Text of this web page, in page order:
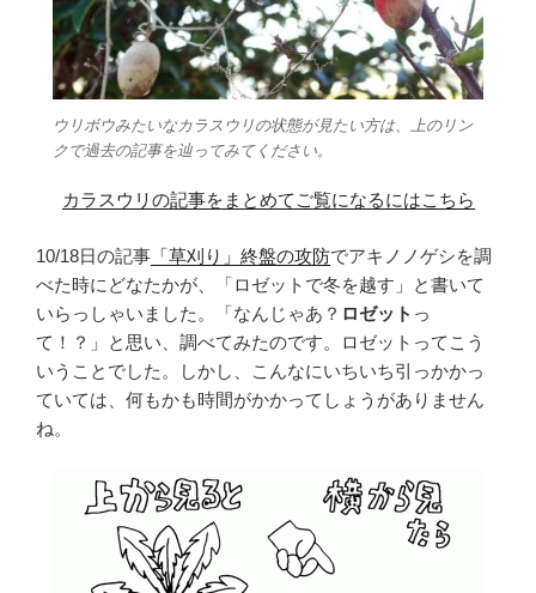
ウリボウみたいなカラスウリの状態が見たい方は、上のリン
クで過去の記事を辿ってみてください。
カラスウリの記事をまとめてご覧になるにはこちら
10/18日の記事 「草刈り」終盤の攻防でアキノノゲシを調
べた時にどなたかが、「ロゼットで冬を越す」と書いて
いらっしゃいました。「なんじゃあ？ ロゼット っ
て！？」と思い、調べてみたのです。ロゼットってこう
いうことでした。しかし、こんなにいちいち引っかかっ
ていては、何もかも時間がかかってしょうがありません
ね。